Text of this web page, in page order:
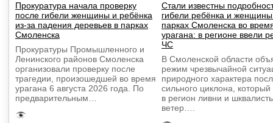
Прокуратура начала проверку
после гибели женщины и ребёнка
из-за падения деревьев в парках
Смоленска
Прокуратуры Промышленного и
Ленинского районов Смоленска
организовали проверку после
трагедии, произошедшей во время
урагана 6 августа 2026 года. По
предварительным…
Стали известны
гибели ребёнка и
парках Смоленска во
урагана: в регионе ввели
ЧС
В Смоленской области
режим чрезвычайной
природного характера
сильного циклона,
в регион ливни и
ветер….